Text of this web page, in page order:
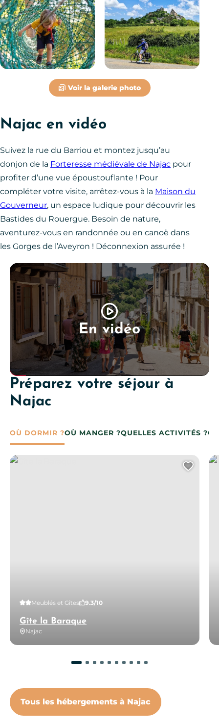
Voir la galerie photo
Najac en vidéo
Suivez la rue du Barriou et montez jusqu’au
donjon de la Forteresse médiévale de Najac pour
profiter d’une vue époustouflante ! Pour
compléter votre visite, arrêtez-vous à la Maison du
Gouverneur, un espace ludique pour découvrir les
Bastides du Rouergue. Besoin de nature,
aventurez-vous en randonnée ou en canoë dans
les Gorges de l’Aveyron ! Déconnexion assurée !
En vidéo
Préparez votre séjour à
Najac
OÙ DORMIR ?OÙ MANGER ?QUELLES ACTIVITÉS ?
Gîte la Baraque
2 étoiles
Meublés et Gîtes 9.3/10
Najac
Gîte la Baraque
Tous les hébergements à Najac